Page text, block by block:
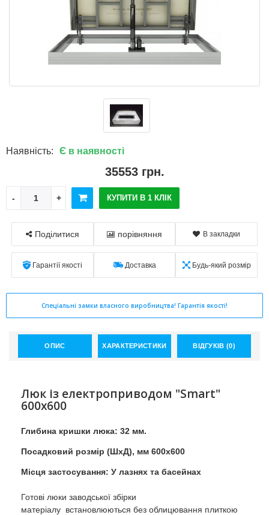
Наявність: Є в наявності
35553 грн.
КУПИТИ В 1 КЛІК
Поділитися порівняння В закладки
Гарантії якості Доставка Будь-який розмір
Спеціальні замки власного виробництва! Гарантія якості!
ОПИС ХАРАКТЕРИСТИКИ ВІДГУКІВ (0)
Люк із електроприводом "Smart"
600x600
Глибина кришки люка: 32 мм.
Посадковий розмір (ШхД), мм 600x600
Місця застосування: У лазнях та басейнах
Готові люки заводської збірки
матеріалу встановлюються без облицювання плиткою